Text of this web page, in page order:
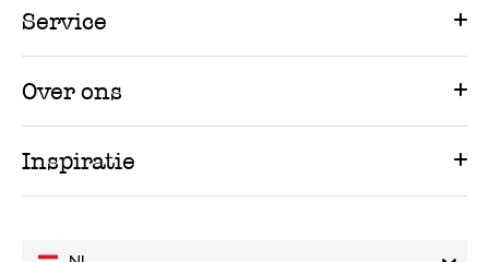
Service
Over ons
Inspiratie